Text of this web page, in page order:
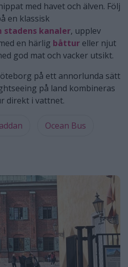
med havet och älven. Följ
en klassisk
stadens kanaler, upplev
en härlig båttur eller njut
god mat och vacker utsikt.
på ett annorlunda sätt
på land kombineras
direkt i vattnet.
Ocean Bus